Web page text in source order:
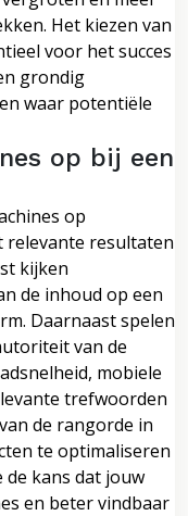
Het kiezen van
voor het succes
grondig
waar potentiële
op bij een
op
relevante resultaten
kijken
de inhoud op een
Daarnaast spelen
van de
mobiele
trefwoorden
de rangorde in
te optimaliseren
kans dat jouw
en beter vindbaar